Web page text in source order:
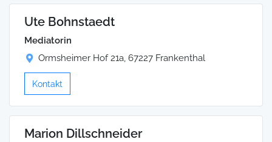
Ihre Mediation auswählen und direkt kontaktieren können.
Wir selbst vermitteln keine Mediationen, sondern stellen die
Plattform zur Verfügung, um Ihnen die Suche zu erleichtern.
Ute Bohnstaedt
Mediatorin
Ormsheimer Hof 21a, 67227 Frankenthal
Kontakt
Marion Dillschneider